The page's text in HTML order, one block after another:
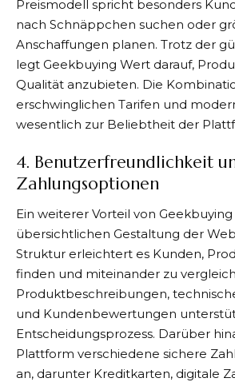
Preismodell spricht besonders
nach Schnäppchen suchen oder
Anschaffungen planen. Trotz der
legt Geekbuying Wert darauf,
Qualität anzubieten. Die
erschwinglichen Tarifen und
wesentlich zur Beliebtheit der
4. Benutzerfreundlichkeit
Zahlungsoptionen
Ein weiterer Vorteil von Geekbuying
übersichtlichen Gestaltung der
Struktur erleichtert es Kunden,
finden und miteinander zu
Produktbeschreibungen,
und Kundenbewertungen
Entscheidungsprozess. Darüber
Plattform verschiedene sichere
an, darunter Kreditkarten, digitale